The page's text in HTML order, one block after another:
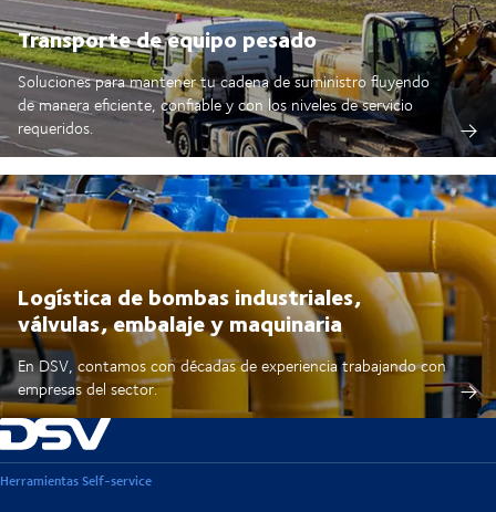
Transporte de equipo pesado
Soluciones para mantener tu cadena de suministro fluyendo
de manera eficiente, confiable y con los niveles de servicio
requeridos.
Logística de bombas industriales,
válvulas, embalaje y maquinaria
En DSV, contamos con décadas de experiencia trabajando con
empresas del sector.
Herramientas Self-service